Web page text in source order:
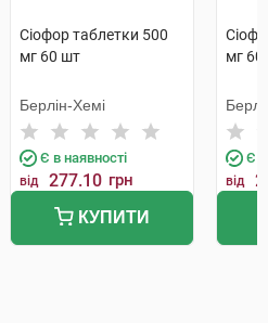
Сіофор таблетки 500
мг 60 шт
Берлін-Хемі
Є в наявності
від 277.10 грн
КУПИТИ
мг
Є в
від